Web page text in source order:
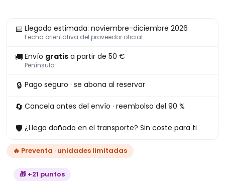
📅 Llegada estimada: noviembre-diciembre 2026
Fecha orientativa del proveedor oficial
🚚 Envío gratis a partir de 50 €
Península
🔒 Pago seguro · se abona al reservar
🔄 Cancela antes del envío · reembolso del 90 %
🛡 ¿Llega dañado en el transporte? Sin coste para ti
🔥 Preventa · unidades limitadas
🎁 +21 puntos
Pop
2574
One
Piece